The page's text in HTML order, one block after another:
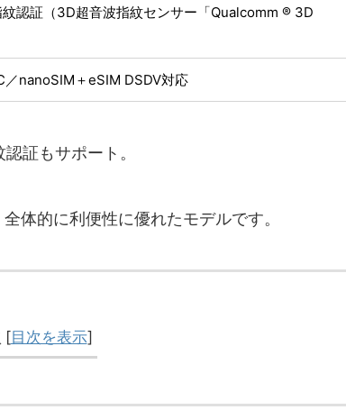
認証（3D超音波指紋センサー「Qualcomm ® 3D
nanoSIM＋eSIM DSDV対応
証もサポート。
体的に利便性に優れたモデルです。
[目次を表示]